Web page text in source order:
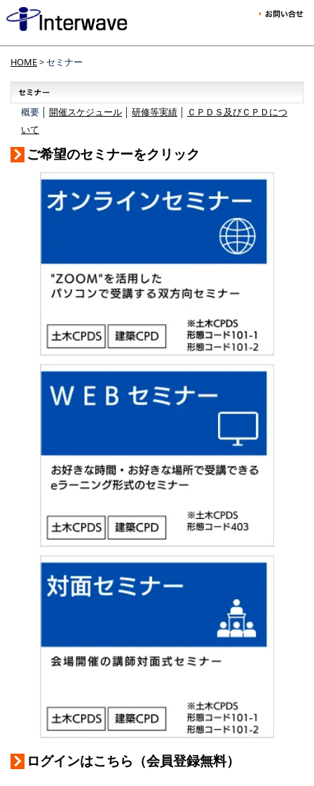
HOME> セミナー
概要 │ 開催スケジュール 研修等実績
ＣＰＤＳ及びＣＰＤにつ
いて
ご希望のセミナーをクリック
ログインはこちら（会員登録無料）